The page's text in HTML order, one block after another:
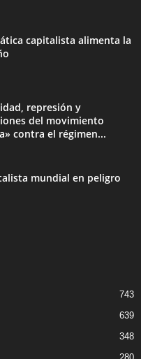
capitalista alimenta la
represión y
del movimiento
contra el régimen...
mundial en peligro
743
639
348